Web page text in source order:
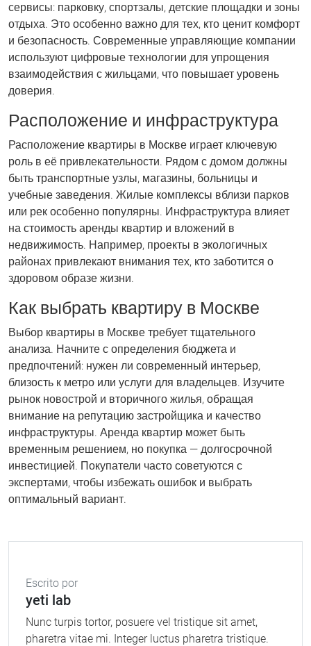
сервисы: парковку, спортзалы, детские площадки и зоны
отдыха. Это особенно важно для тех, кто ценит комфорт
и безопасность. Современные управляющие компании
используют цифровые технологии для упрощения
взаимодействия с жильцами, что повышает уровень
доверия.
Расположение и инфраструктура
Расположение квартиры в Москве играет ключевую
роль в её привлекательности. Рядом с домом должны
быть транспортные узлы, магазины, больницы и
учебные заведения. Жилые комплексы вблизи парков
или рек особенно популярны. Инфраструктура влияет
на стоимость аренды квартир и вложений в
недвижимость. Например, проекты в экологичных
районах привлекают внимания тех, кто заботится о
здоровом образе жизни.
Как выбрать квартиру в Москве
Выбор квартиры в Москве требует тщательного
анализа. Начните с определения бюджета и
предпочтений: нужен ли современный интерьер,
близость к метро или услуги для владельцев. Изучите
рынок новострой и вторичного жилья, обращая
внимание на репутацию застройщика и качество
инфраструктуры. Аренда квартир может быть
временным решением, но покупка — долгосрочной
инвестицией. Покупатели часто советуются с
экспертами, чтобы избежать ошибок и выбрать
оптимальный вариант.
Escrito por
yeti lab
Nunc turpis tortor, posuere vel tristique sit amet,
pharetra vitae mi. Integer luctus pharetra tristique.